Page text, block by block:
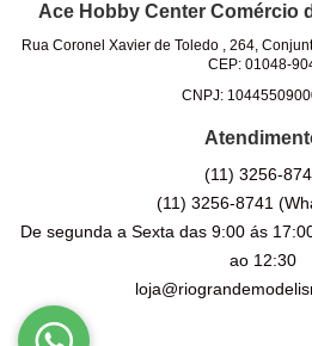
Ace Hobby Center Comércio
Rua Coronel Xavier de Toledo , 264,
CEP: 01048-
CNPJ:
(11) 3256-
(11) 3256-8741
De segunda a Sexta das 9:00 ás
ao 12:30